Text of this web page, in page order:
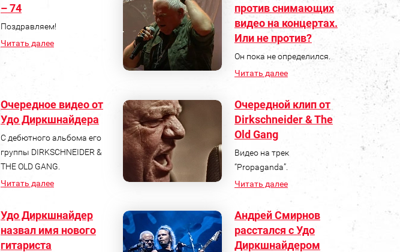
– 74
Поздравляем!
Читать далее
против снимающих
видео на концертах.
Или не против?
Он пока не определился.
Читать далее
Очередное видео от
Удо Диркшнайдера
С дебютного альбома его
группы DIRKSCHNEIDER &
THE OLD GANG.
Читать далее
Очередной клип от
Dirkschneider & The
Old Gang
Видео на трек
“Propaganda”.
Читать далее
Удо Диркшнайдер
назвал имя нового
гитариста
Андрей Смирнов
расстался с Удо
Диркшнайдером